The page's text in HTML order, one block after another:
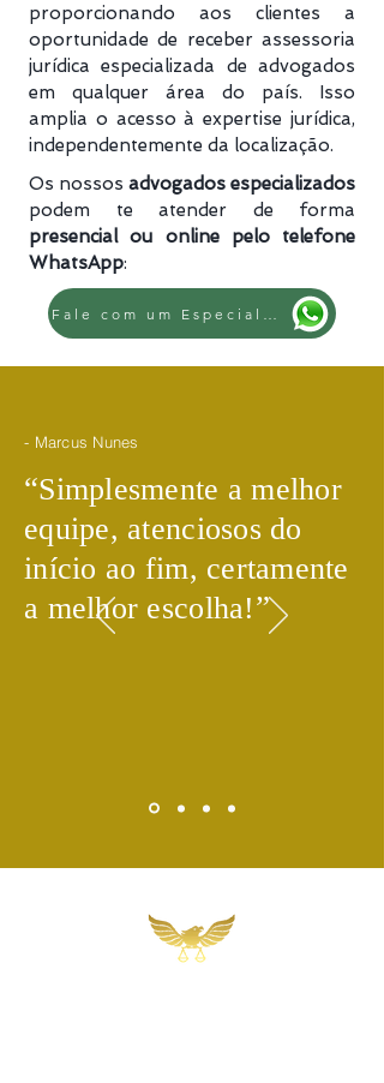
proporcionando aos clientes a
oportunidade de receber assessoria
jurídica especializada de advogados
em qualquer área do país. Isso
amplia o acesso à expertise jurídica,
independentemente da localização.
Os nossos advogados especializados
podem te atender de forma
presencial ou online pelo telefone
WhatsApp:
- Marcus Nunes
​“Simplesmente a melhor
equipe, atenciosos do
início ao fim, certamente
a melhor escolha!​”